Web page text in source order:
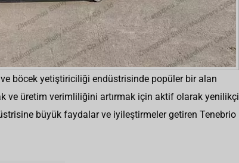
böcek yetiştiriciliği endüstrisinde popüler bir alan
ve üretim verimliliğini artırmak için aktif olarak yenilikçi
büyük faydalar ve iyileştirmeler getiren Tenebrio